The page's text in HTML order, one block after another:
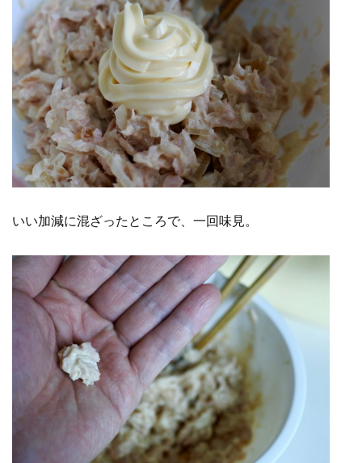
いい加減に混ざったところで、一回味見。